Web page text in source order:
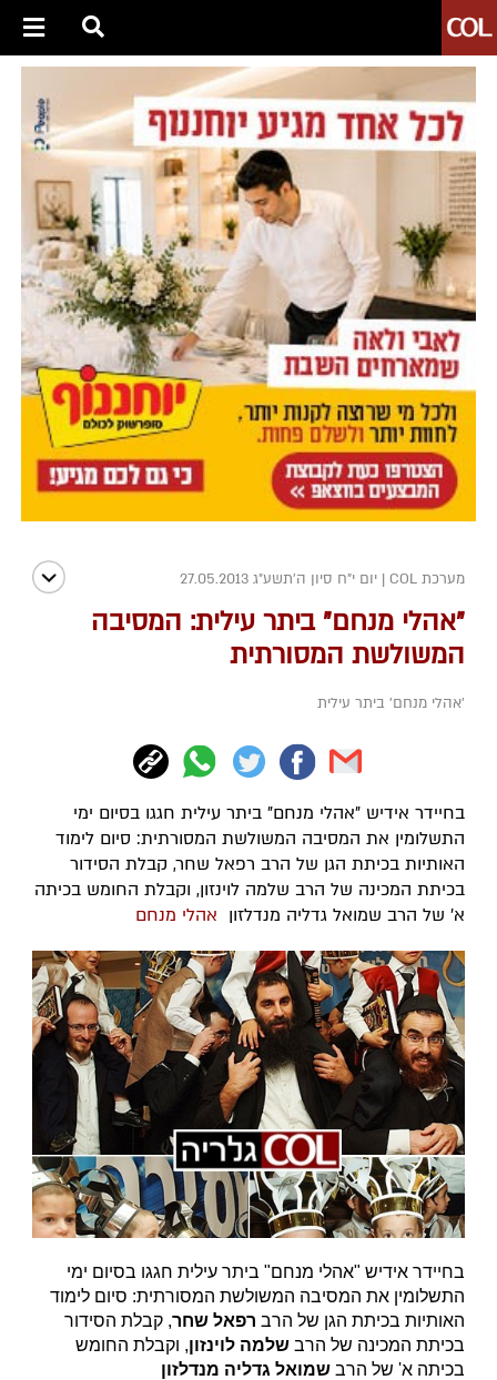
מערכת COL | יום י"ח סיון ה׳תשע״ג 27.05.2013
"אהלי מנחם" ביתר עילית: המסיבה
המשולשת המסורתית
'אהלי מנחם' ביתר עילית
בחיידר אידיש "אהלי מנחם" ביתר עילית חגגו בסיום ימי
התשלומין את המסיבה המשולשת המסורתית: סיום לימוד
האותיות בכיתת הגן של הרב רפאל שחר, קבלת הסידור
בכיתת המכינה של הרב שלמה לוינזון, וקבלת החומש בכיתה
א' של הרב שמואל גדליה מנדלזון אהלי מנחם
בחיידר אידיש "אהלי מנחם" ביתר עילית חגגו בסיום ימי
התשלומין את המסיבה המשולשת המסורתית: סיום לימוד
האותיות בכיתת הגן של הרב רפאל שחר, קבלת הסידור
בכיתת המכינה של הרב שלמה לוינזון, וקבלת החומש
בכיתה א' של הרב שמואל גדליה מנדלזון